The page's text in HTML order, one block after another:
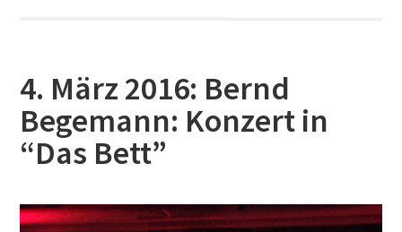
4. März 2016: Bernd
Begemann: Konzert in
“Das Bett”